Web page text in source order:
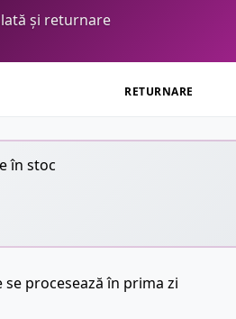
și returnare
RETURNARE
în stoc
procesează în prima zi